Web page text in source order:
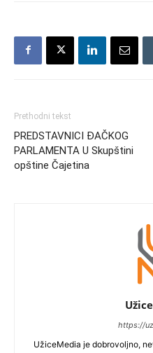
Prethodni tekst
PREDSTAVNICI ĐAČKOG
PARLAMENTA U Skupštini
opštine Čajetina
https://
UžiceMedia je dobrovoljno,